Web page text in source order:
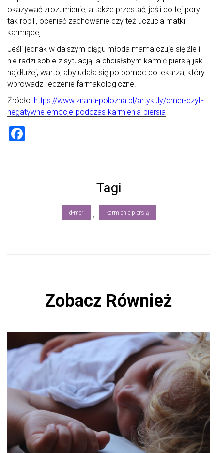
okazywać zrozumienie, a także przestać, jeśli do tej pory
tak robili, oceniać zachowanie czy też uczucia matki
karmiącej.
Jeśli jednak w dalszym ciągu młoda mama czuje się źle i
nie radzi sobie z sytuacją, a chciałabym karmić piersią jak
najdłużej, warto, aby udała się po pomoc do lekarza, który
wprowadzi leczenie farmakologiczne.
Źródło: https://www.znana-polozna.pl/artykuly/dmer-czyli-
negatywne-emocje-podczas-karmienia-piersia
Tagi
d-mer , karmienie piersią
Zobacz Również